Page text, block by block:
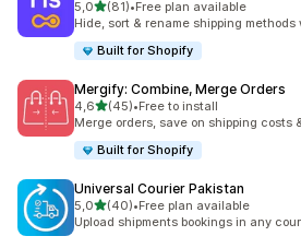
5,0de 5 estrelas
(81)
81 total de avaliações
•Free plan available
Hide, sort & rename shipping
Built for Shopify
Mergify: Combine, Merge Orders
4,6de 5 estrelas
(45)
45 total de avaliações
•Free to install
Merge orders, save on shipping costs
Built for Shopify
Universal Courier Pakistan
5,0de 5 estrelas
(40)
40 total de avaliações
•Free plan available
Upload shipments bookings in any